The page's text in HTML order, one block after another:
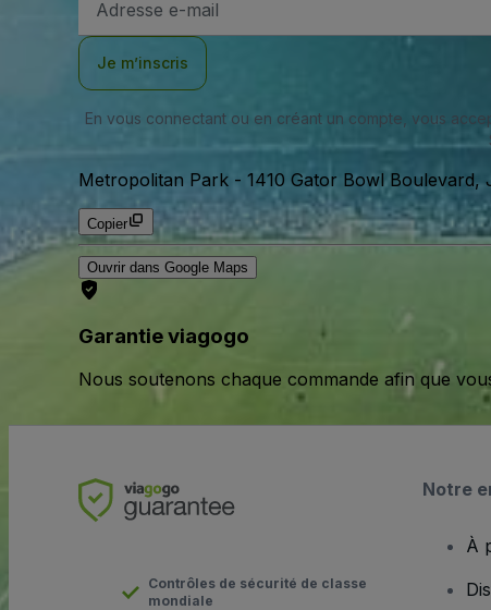
e-
Je m’inscris
En vous connectant ou en créant un compte, vous
Metropolitan Park - 1410 Gator Bowl Boulevard,
Copier
Ouvrir dans Google Maps
Garantie viagogo
Nous soutenons chaque commande afin que
Contrôles de sécurité de classe
mondiale
Notre
À